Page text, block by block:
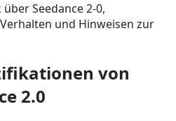
Seedance 2-0,
und Hinweisen zur
von
2.0